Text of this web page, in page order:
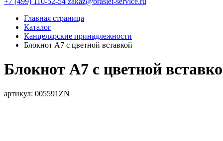
Главная страница
Каталог
Канцелярские принадлежности
Блокнот А7 с цветной вставкой
Блокнот А7 с цветной
артикул: 005591ZN